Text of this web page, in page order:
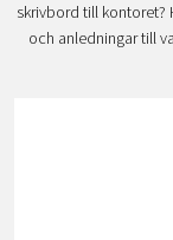
skrivbord till kontoret?
och anledningar till